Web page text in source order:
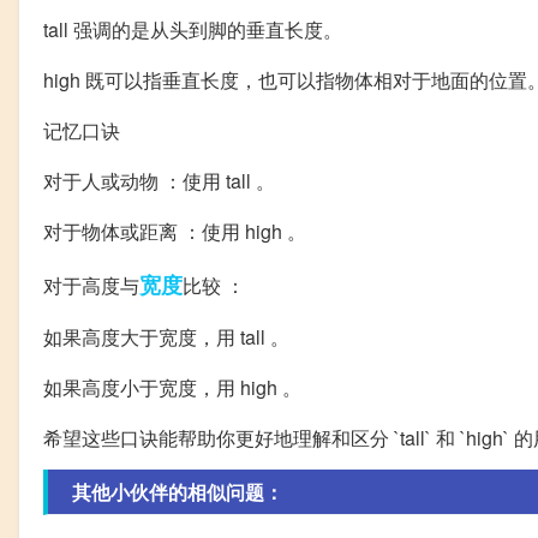
tall 强调的是从头到脚的垂直长度。
high 既可以指垂直长度，也可以指物体相对于地面的位置。
记忆口诀
对于人或动物 ：使用 tall 。
对于物体或距离 ：使用 high 。
对于高度与宽度比较 ：
如果高度大于宽度，用 tall 。
如果高度小于宽度，用 high 。
希望这些口诀能帮助你更好地理解和区分 `tall` 和 `high` 的
其他小伙伴的相似问题：